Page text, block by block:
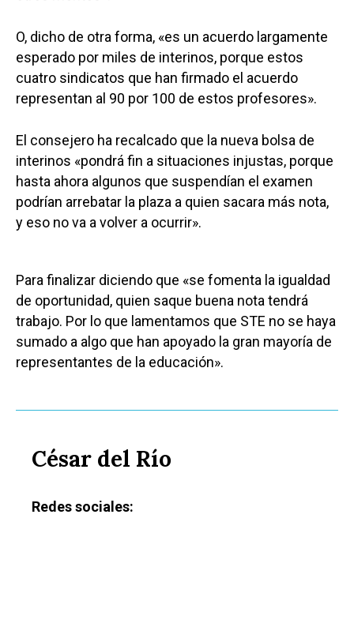
O, dicho de otra forma, «es un acuerdo largamente
esperado por miles de interinos, porque estos
cuatro sindicatos que han firmado el acuerdo
representan al 90 por 100 de estos profesores».
El consejero ha recalcado que la nueva bolsa de
interinos «pondrá fin a situaciones injustas, porque
hasta ahora algunos que suspendían el examen
podrían arrebatar la plaza a quien sacara más nota,
y eso no va a volver a ocurrir».
Para finalizar diciendo que «se fomenta la igualdad
de oportunidad, quien saque buena nota tendrá
trabajo. Por lo que lamentamos que STE no se haya
sumado a algo que han apoyado la gran mayoría de
representantes de la educación».
César del Río
Redes sociales: